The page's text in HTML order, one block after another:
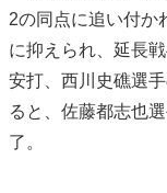
2の同点に追い付か
に抑えられ、延長
安打、西川史礁選
ると、佐藤都志也
了。